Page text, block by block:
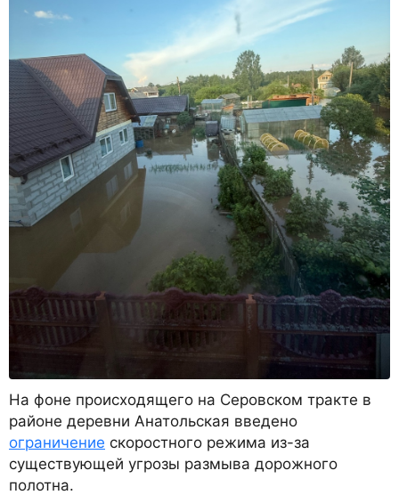
На фоне происходящего на Серовском тракте в
районе деревни Анатольская введено
ограничение скоростного режима из-за
существующей угрозы размыва дорожного
полотна.